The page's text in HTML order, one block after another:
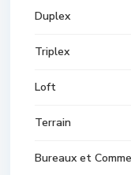
Duplex
Triplex
Loft
Terrain
Bureaux et